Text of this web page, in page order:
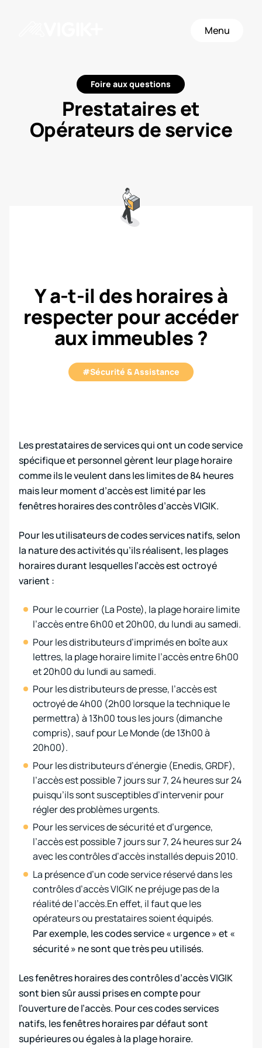
Menu
Foire aux questions
Prestataires et
Opérateurs de service
Y a-t-il des horaires à
respecter pour accéder
aux immeubles ?
#Sécurité & Assistance
Les prestataires de services qui ont un code service
spécifique et personnel gèrent leur plage horaire
comme ils le veulent dans les limites de 84 heures
mais leur moment d’accès est limité par les
fenêtres horaires des contrôles d’accès VIGIK.
Pour les utilisateurs de codes services natifs, selon
la nature des activités qu’ils réalisent, les plages
horaires durant lesquelles l’accès est octroyé
varient :
Pour le courrier (La Poste), la plage horaire limite
l’accès entre 6h00 et 20h00, du lundi au samedi.
Pour les distributeurs d’imprimés en boîte aux
lettres, la plage horaire limite l’accès entre 6h00
et 20h00 du lundi au samedi.
Pour les distributeurs de presse, l’accès est
octroyé de 4h00 (2h00 lorsque la technique le
permettra) à 13h00 tous les jours (dimanche
compris), sauf pour Le Monde (de 13h00 à
20h00).
Pour les distributeurs d’énergie (Enedis, GRDF),
l’accès est possible 7 jours sur 7, 24 heures sur 24
puisqu’ils sont susceptibles d’intervenir pour
régler des problèmes urgents.
Pour les services de sécurité et d’urgence,
l’accès est possible 7 jours sur 7, 24 heures sur 24
avec les contrôles d’accès installés depuis 2010.
La présence d’un code service réservé dans les
contrôles d’accès VIGIK ne préjuge pas de la
réalité de l’accès.En effet, il faut que les
opérateurs ou prestataires soient équipés.
Par exemple, les codes service « urgence » et «
sécurité » ne sont que très peu utilisés.
Les fenêtres horaires des contrôles d’accès VIGIK
sont bien sûr aussi prises en compte pour
l’ouverture de l’accès. Pour ces codes services
natifs, les fenêtres horaires par défaut sont
supérieures ou égales à la plage horaire.